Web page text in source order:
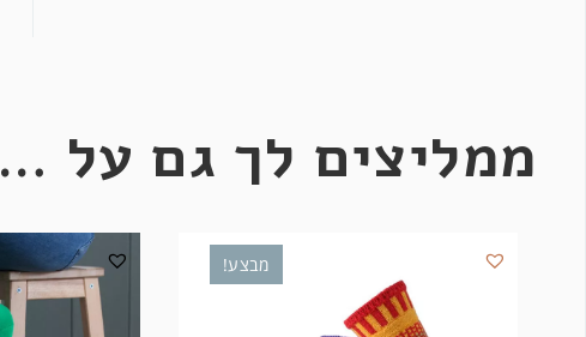
ממליצים לך גם על …
מבצע!